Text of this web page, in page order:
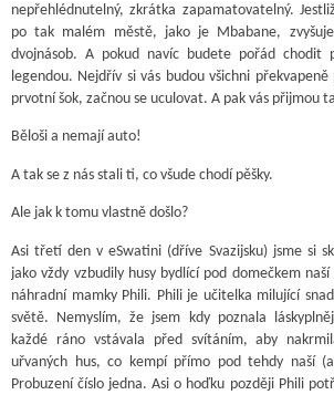
nepřehlédnutelný, zkrátka zapamatovatelný.
po tak malém městě, jako je Mbabane,
dvojnásob. A pokud navíc budete pořád chodit
legendou. Nejdřív si vás budou všichni
prvotní šok, začnou se uculovat. A pak vás přijmou
Běloši a nemají auto!
A tak se z nás stali ti, co všude chodí pěšky.
Ale jak k tomu vlastně došlo?
Asi třetí den v eSwatini (dříve Svazijsku) jsme si
jako vždy vzbudily husy bydlící pod domečkem
náhradní mamky Phili. Phili je učitelka milující
světě. Nemyslím, že jsem kdy poznala
každé ráno vstávala před svítáním, aby
uřvaných hus, co kempí přímo pod tehdy naší
Probuzení číslo jedna. Asi o hoďku později Phili